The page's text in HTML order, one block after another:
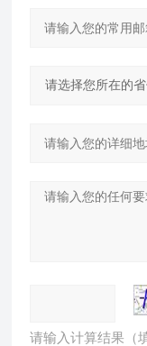
请输入计算结果（